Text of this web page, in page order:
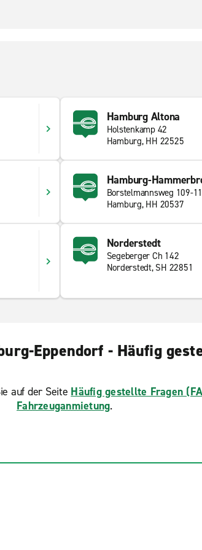
Hamburg Altona
Holstenkamp 42
Hamburg, HH 22525
Hamburg-
Borstelmannsweg 109-
Hamburg, HH 20537
Norderstedt
Segeberger Ch 142
Norderstedt, SH 22851
Eppendorf - Häufig
auf der Seite Häufig gestellte Fragen
Fahrzeuganmietung.